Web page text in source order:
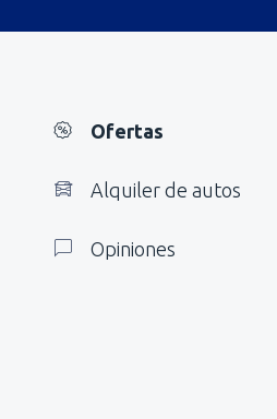
Ofertas
Alquiler de autos
Opiniones